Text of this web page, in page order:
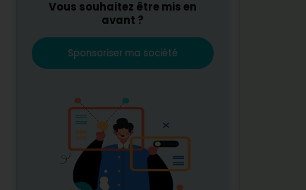
Vous souhaitez être mis en
avant ?
Sponsoriser ma société